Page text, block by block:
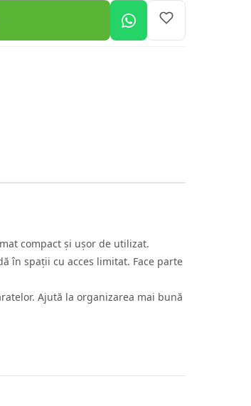
compact și ușor de utilizat.
în spații cu acces limitat. Face parte
Ajută la organizarea mai bună